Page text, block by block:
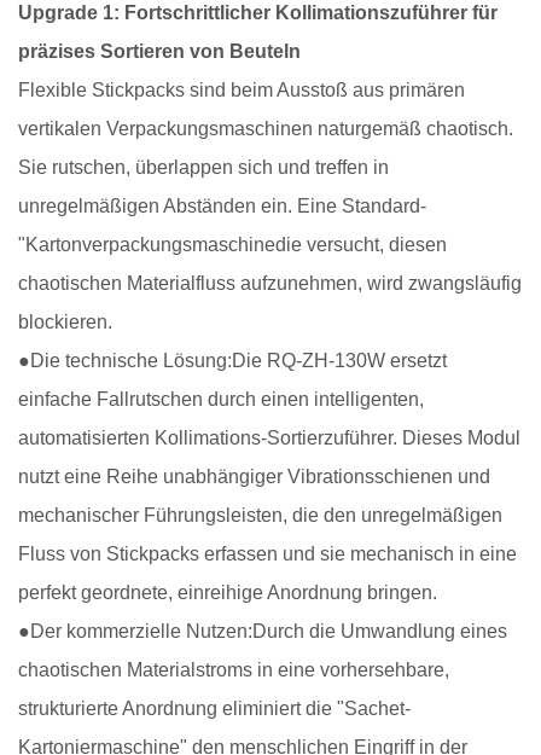
Upgrade 1: Fortschrittlicher Kollimationszuführer für
präzises Sortieren von Beuteln
Flexible Stickpacks sind beim Ausstoß aus primären
vertikalen Verpackungsmaschinen naturgemäß chaotisch.
Sie rutschen, überlappen sich und treffen in
unregelmäßigen Abständen ein. Eine Standard-
"Kartonverpackungsmaschinedie versucht, diesen
chaotischen Materialfluss aufzunehmen, wird zwangsläufig
blockieren.
●Die technische Lösung:Die RQ-ZH-130W ersetzt
einfache Fallrutschen durch einen intelligenten,
automatisierten Kollimations-Sortierzuführer. Dieses Modul
nutzt eine Reihe unabhängiger Vibrationsschienen und
mechanischer Führungsleisten, die den unregelmäßigen
Fluss von Stickpacks erfassen und sie mechanisch in eine
perfekt geordnete, einreihige Anordnung bringen.
●Der kommerzielle Nutzen:Durch die Umwandlung eines
chaotischen Materialstroms in eine vorhersehbare,
strukturierte Anordnung eliminiert die "Sachet-
Kartoniermaschine" den menschlichen Eingriff in der